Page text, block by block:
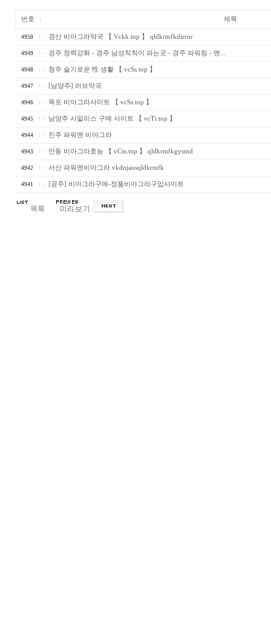
번호 제목
4950 경산 비아그라약국 【 Vckk.top 】 qldkrmfkdirrnr
4949 경주 정력강화 - 경주 남성칙칙이 파는곳 - 경주 파워링 - 맨...
4948 청주 슬기로운 性 생활 【 vcSs.top 】
4947 [남양주] 러브약국
4946 목포 비아그라사이트 【 vcSs.top 】
4945 남양주 시알리스 구매 사이트 【 vcTt.top 】
4944 진주 파워맨 비아그라
4943 안동 비아그라효능 【 vCss.top 】 qldkrmfkgysmd
4942 서산 파워맨비아그라 vkdnjaosqldkrmfk
4941 [공주] 비아그라구매-정품비아그라구입사이트